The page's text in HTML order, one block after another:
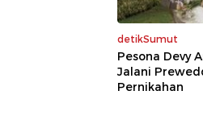
detikSumut
Pesona Devy
Jalani
Pernikahan